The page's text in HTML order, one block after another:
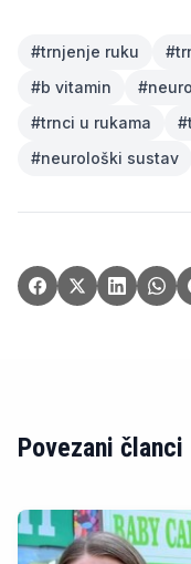
#trnjenje ruku #
#b vitamin #
#trnci u rukama #
#neurološki sustav
Povezani članci